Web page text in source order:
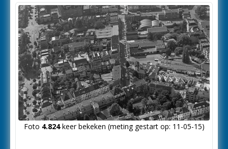
Foto 4.824keer bekeken (meting gestart op: 11-05-15)